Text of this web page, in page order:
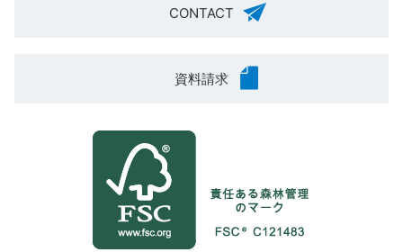
CONTACT
資料請求